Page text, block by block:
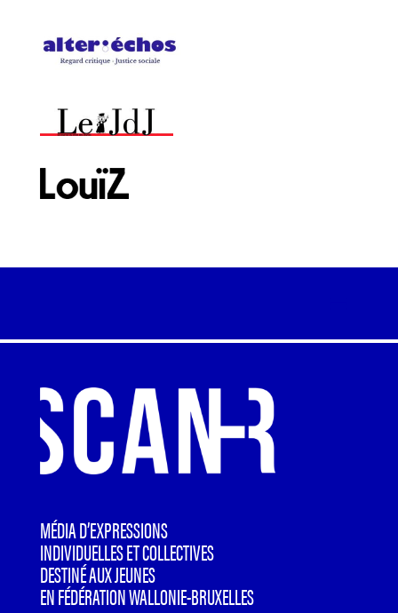
MÉDIA D’EXPRESSIONS
INDIVIDUELLES ET COLLECTIVES
DESTINÉ AUX JEUNES
EN FÉDÉRATION WALLONIE-BRUXELLES